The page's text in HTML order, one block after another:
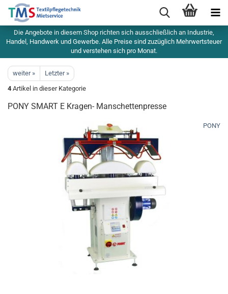
Die Angebote in diesem Shop richten sich ausschließlich an Industrie,
Handel, Handwerk und Gewerbe. Alle Preise sind zuzüglich Mehrwertsteuer
und verstehen sich pro Monat.
weiter »
Letzter »
4 Artikel in dieser Kategorie
PONY SMART E Kragen- Manschettenpresse
PONY